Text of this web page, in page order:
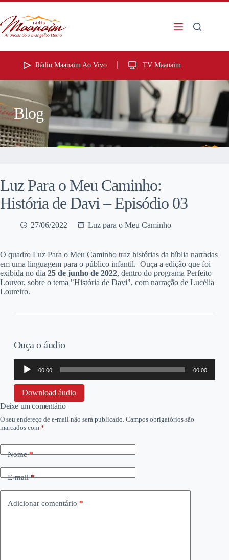
Rádio Maanaim Ao Vivo TV Maanaim
Blog
Luz Para o Meu Caminho:
História de Davi – Episódio 03
27/06/2022 Luz para o Meu Caminho
O quadro Luz Para o Meu Caminho traz histórias da bíblia narradas
em uma linguagem para o público infantil. Ouça a edição que foi
exibida no dia 25 de junho de 2022, dentro do programa Perfeito
Louvor, sobre o tema "História de Davi", com narração de Lucélia
Loureiro.
Ouça o áudio
Tocador
áudio
00:00 00:00
Download áudio
Deixe um comentário
O seu endereço de e-mail não será publicado. Campos obrigatórios são
marcados com *
Nome*
E-mail*
Adicionar comentário *